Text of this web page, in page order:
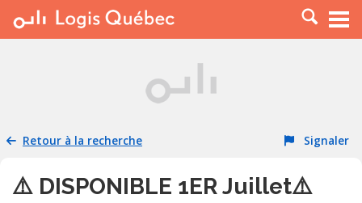
À LOUER
PLACER UNE ANNONCE
RESSOURCES
Retour à la recherche Signaler
⚠️ DISPONIBLE 1ER Juillet⚠️